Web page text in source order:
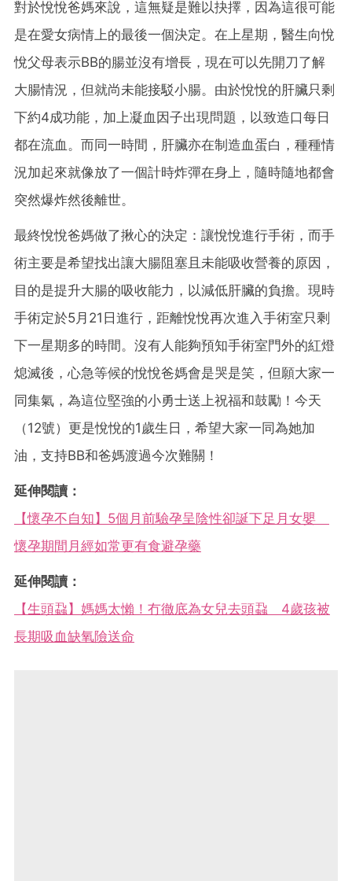
對於悅悅爸媽來說，這無疑是難以抉擇，因為這很可能
是在愛女病情上的最後一個決定。在上星期，醫生向悅
悅父母表示BB的腸並沒有增長，現在可以先開刀了解
大腸情況，但就尚未能接駁小腸。由於悅悅的肝臟只剩
下約4成功能，加上凝血因子出現問題，以致造口每日
都在流血。而同一時間，肝臟亦在制造血蛋白，種種情
況加起來就像放了一個計時炸彈在身上，隨時隨地都會
突然爆炸然後離世。
最終悅悅爸媽做了揪心的決定：讓悅悅進行手術，而手
術主要是希望找出讓大腸阻塞且未能吸收營養的原因，
目的是提升大腸的吸收能力，以減低肝臟的負擔。現時
手術定於5月21日進行，距離悅悅再次進入手術室只剩
下一星期多的時間。沒有人能夠預知手術室門外的紅燈
熄滅後，心急等候的悅悅爸媽會是哭是笑，但願大家一
同集氣，為這位堅強的小勇士送上祝福和鼓勵！今天
（12號）更是悅悅的1歲生日，希望大家一同為她加
油，支持BB和爸媽渡過今次難關！
延伸閱讀：
【懷孕不自知】5個月前驗孕呈陰性卻誕下足月女嬰
懷孕期間月經如常更有食避孕藥
延伸閱讀：
【生頭蝨】媽媽太懶！冇徹底為女兒去頭蝨 4歲孩被
長期吸血缺氧險送命